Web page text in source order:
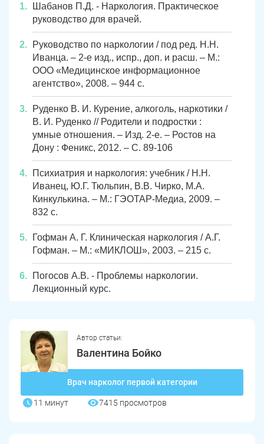
Шабанов П.Д. - Наркология. Практическое
руководство для врачей.
Руководство по наркологии / под ред. Н.Н.
Иванца. – 2-е изд., испр., доп. и расш. – М.:
ООО «Медицинское информационное
агентство», 2008. – 944 с.
Руденко В. И. Курение, алкоголь, наркотики /
В. И. Руденко // Родители и подростки :
умные отношения. – Изд. 2-е. – Ростов на
Дону : Феникс, 2012. – С. 89-106
Психиатрия и наркология: учебник / Н.Н.
Иванец, Ю.Г. Тюльпин, В.В. Чирко, М.А.
Кинкулькина. – М.: ГЭОТАР-Медиа, 2009. –
832 с.
Гофман А. Г. Клиническая наркология / А.Г.
Гофман. – М.: «МИКЛОШ», 2003. – 215 с.
Погосов А.В. - Проблемы наркологии.
Лекционный курс.
Автор статьи:
Валентина Бойко
Врач нарколог первой категории
11 минут 7415 просмотров